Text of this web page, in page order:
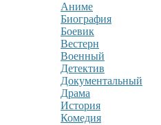
Аниме
Биография
Боевик
Вестерн
Военный
Детектив
Документальный
Драма
История
Комедия